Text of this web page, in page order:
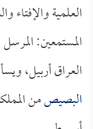
العلمية والإفتاء
المستمعين: المرسل
العراق أربيل،
البصيصمن